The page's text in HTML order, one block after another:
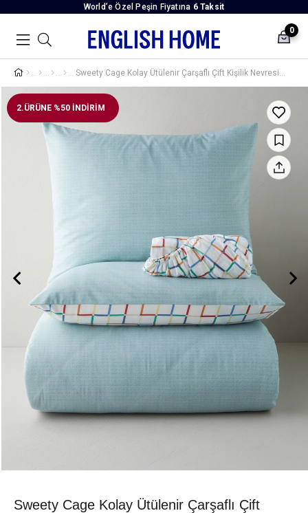
World’e Özel Peşin Fiyatına 6 Taksit
0
Sweety Cage Kolay Ütülenir Çarşaflı Çift Kişilik Nevresim Takımı 200x220 cm Kırmızı - Yeşil
2.ÜRÜNE %50 İNDİRİM
Sweety Cage Kolay Ütülenir Çarşaflı Çift